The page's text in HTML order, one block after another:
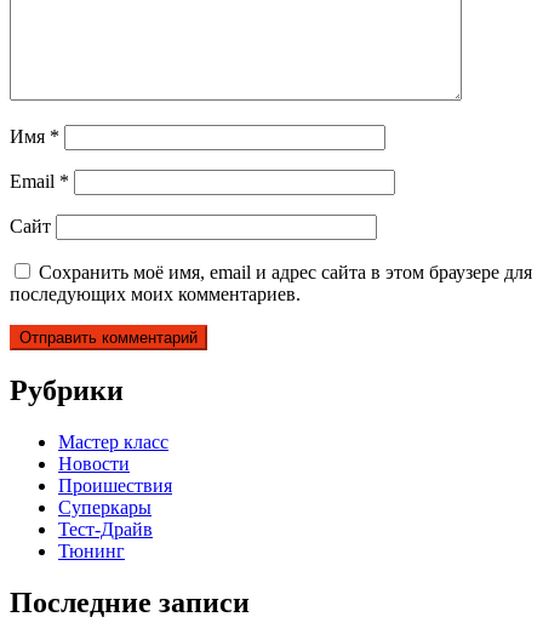
Имя *
Email *
Сайт
Сохранить моё имя, email и адрес сайта в этом браузере для
последующих моих комментариев.
Рубрики
Мастер класс
Новости
Проишествия
Суперкары
Тест-Драйв
Тюнинг
Последние записи